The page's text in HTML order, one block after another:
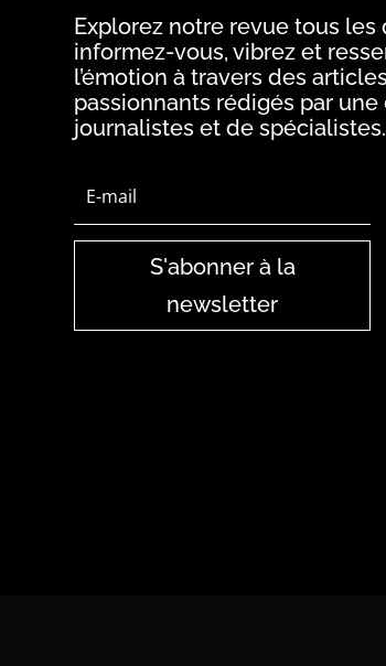
Explorez notre revue tous les
informez-vous, vibrez et
l’émotion à travers des articles
passionnants rédigés par
journalistes et de spécialistes.
S'abonner à la
newsletter